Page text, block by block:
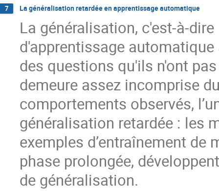
7 La généralisation retardée en apprentissage automatique
La généralisation, c'est-à-
d'apprentissage
des questions qu'ils n'ont
demeure assez incomprise
comportements observés,
généralisation retardée : les
exemples d’entraînement de
phase prolongée,
de généralisation.